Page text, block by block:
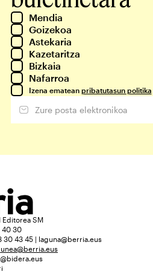
Mendia
Goizekoa
Astekaria
Kazetaritza
Bizkaia
Nafarroa
Izena ematean pribatutasun politika
Editorea SM
40 30
30 43 45 | laguna@berria.eus